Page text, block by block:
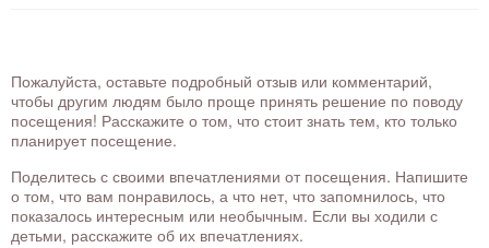
Пожалуйста, оставьте подробный отзыв или комментарий,
чтобы другим людям было проще принять решение по поводу
посещения! Расскажите о том, что стоит знать тем, кто только
планирует посещение.
Поделитесь с своими впечатлениями от посещения. Напишите
о том, что вам понравилось, а что нет, что запомнилось, что
показалось интересным или необычным. Если вы ходили с
детьми, расскажите об их впечатлениях.